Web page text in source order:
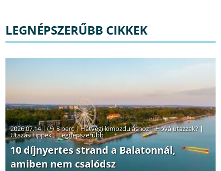
LEGNÉPSZERŰBB CIKKEK
2026.07.14 | 8 perc|Hétvégi kimozduláshoz|Hová utazzak? |
Utazási tippek|Legnépszerűbb
10 díjnyertes strand a Balatonnál,
amiben nem csalódsz